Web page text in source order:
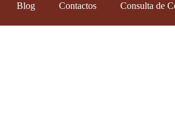
Blog Contactos Consulta de